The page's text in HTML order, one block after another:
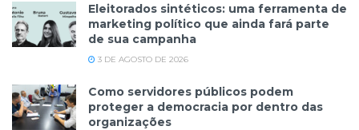
Eleitorados sintéticos: uma ferramenta de
marketing político que ainda fará parte
de sua campanha
3 DE AGOSTO DE 2026
Como servidores públicos podem
proteger a democracia por dentro das
organizações